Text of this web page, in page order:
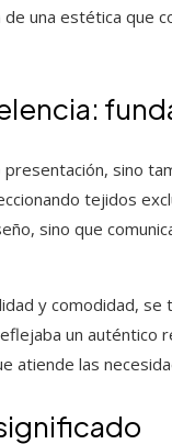
una estética que
presentación, sino
tejidos
sino que
y comodidad,
un auténtico
atiende las